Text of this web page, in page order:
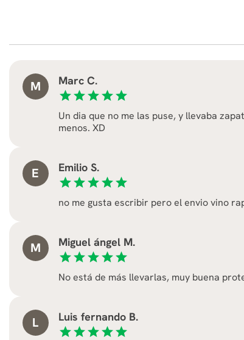
M
Marc C.
starstarstarstarstar
Un dia que no me las puse, y llevaba
menos. XD
E
Emilio S.
starstarstarstarstar
no me gusta escribir pero el envio vino
M
Miguel ángel M.
starstarstarstarstar
No está de más llevarlas, muy buena
L
Luis fernando B.
starstarstarstarstar